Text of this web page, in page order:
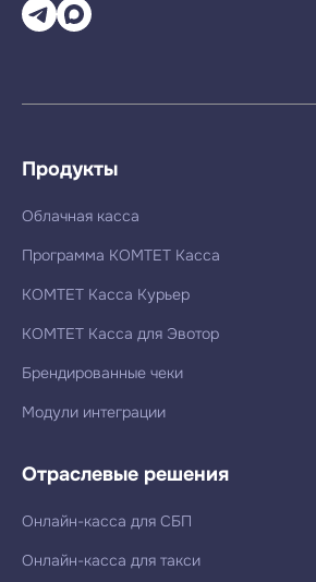
Продукты
Облачная касса
Программа КОМТЕТ Касса
КОМТЕТ Касса Курьер
КОМТЕТ Касса для Эвотор
Брендированные чеки
Модули интеграции
Отраслевые решения
Онлайн-касса для СБП
Онлайн-касса для такси